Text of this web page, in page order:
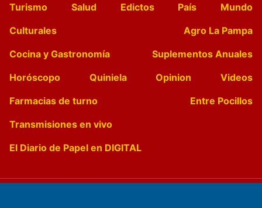
Turismo
Salud Edictos País
Mundo
Culturales
Agro La Pampa
Cocina y Gastronomía
Suplementos Anuales
Horóscopo
Quiniela Opinion
Videos
Farmacias de turno
Entre Pocillos
Transmisiones en vivo
El Diario de Papel en DIGITAL